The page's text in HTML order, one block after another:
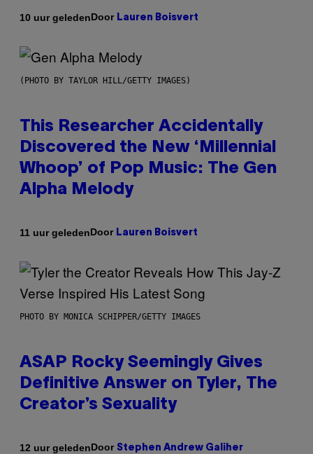
10 uur geledenDoor Lauren Boisvert
(PHOTO BY TAYLOR HILL/GETTY IMAGES)
This Researcher Accidentally
Discovered the New ‘Millennial
Whoop’ of Pop Music: The Gen
Alpha Melody
11 uur geledenDoor Lauren Boisvert
PHOTO BY MONICA SCHIPPER/GETTY IMAGES
ASAP Rocky Seemingly Gives
Definitive Answer on Tyler, The
Creator’s Sexuality
12 uur geledenDoor Stephen Andrew Galiher